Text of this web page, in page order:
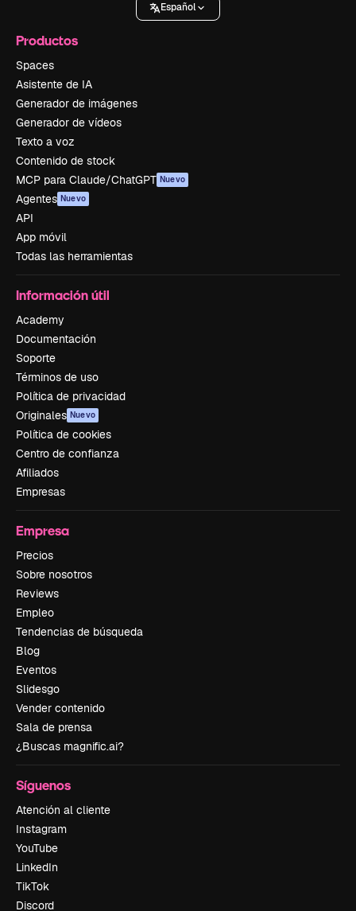
Español
Productos
Spaces
Asistente de IA
Generador de imágenes
Generador de vídeos
Texto a voz
Contenido de stock
MCP para Claude/ChatGPT Nuevo
Agentes Nuevo
API
App móvil
Todas las herramientas
Información útil
Academy
Documentación
Soporte
Términos de uso
Política de privacidad
Originales Nuevo
Política de cookies
Centro de confianza
Afiliados
Empresas
Empresa
Precios
Sobre nosotros
Reviews
Empleo
Tendencias de búsqueda
Blog
Eventos
Slidesgo
Vender contenido
Sala de prensa
¿Buscas magnific.ai?
Síguenos
Atención al cliente
Instagram
YouTube
LinkedIn
TikTok
Discord